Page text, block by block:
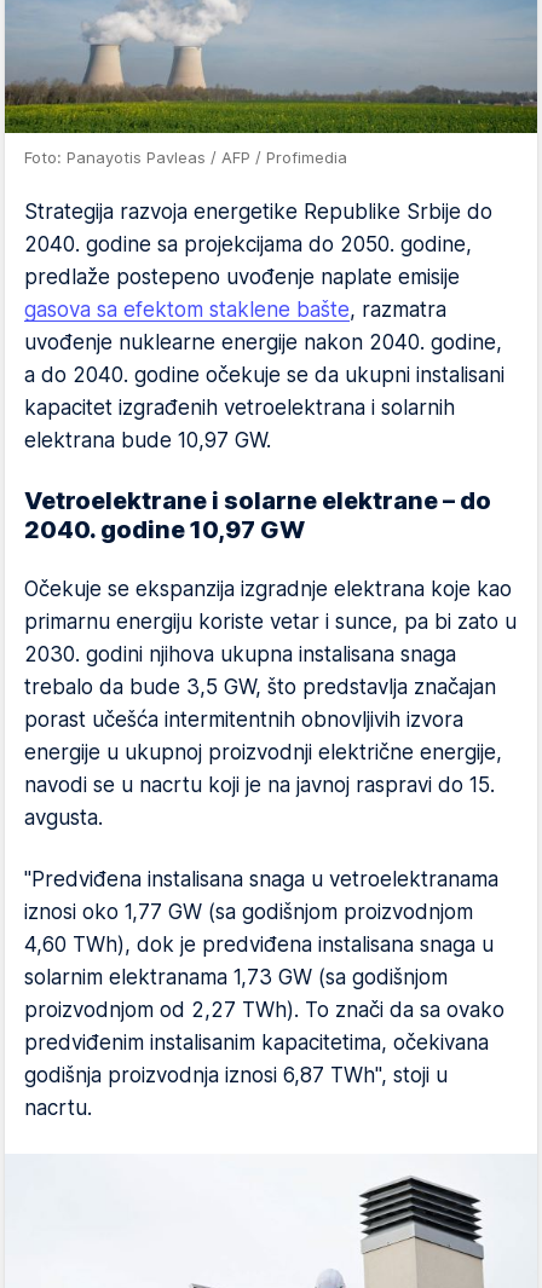
Foto: Panayotis Pavleas / AFP / Profimedia
Strategija razvoja energetike Republike Srbije do
2040. godine sa projekcijama do 2050. godine,
predlaže postepeno uvođenje naplate emisije
gasova sa efektom staklene bašte, razmatra
uvođenje nuklearne energije nakon 2040. godine,
a do 2040. godine očekuje se da ukupni instalisani
kapacitet izgrađenih vetroelektrana i solarnih
elektrana bude 10,97 GW.
Vetroelektrane i solarne elektrane – do
2040. godine 10,97 GW
Očekuje se ekspanzija izgradnje elektrana koje kao
primarnu energiju koriste vetar i sunce, pa bi zato u
2030. godini njihova ukupna instalisana snaga
trebalo da bude 3,5 GW, što predstavlja značajan
porast učešća intermitentnih obnovljivih izvora
energije u ukupnoj proizvodnji električne energije,
navodi se u nacrtu koji je na javnoj raspravi do 15.
avgusta.
"Predviđena instalisana snaga u vetroelektranama
iznosi oko 1,77 GW (sa godišnjom proizvodnjom
4,60 TWh), dok je predviđena instalisana snaga u
solarnim elektranama 1,73 GW (sa godišnjom
proizvodnjom od 2,27 TWh). To znači da sa ovako
predviđenim instalisanim kapacitetima, očekivana
godišnja proizvodnja iznosi 6,87 TWh", stoji u
nacrtu.